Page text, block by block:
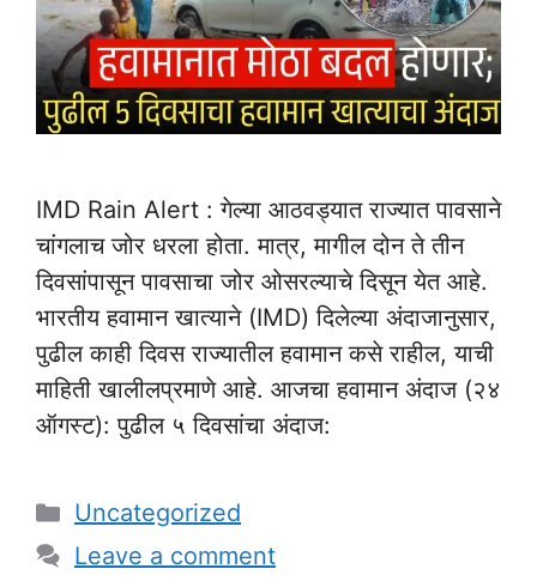
IMD Rain Alert : गेल्या आठवड्यात राज्यात पावसाने
चांगलाच जोर धरला होता. मात्र, मागील दोन ते तीन
दिवसांपासून पावसाचा जोर ओसरल्याचे दिसून येत आहे.
भारतीय हवामान खात्याने (IMD) दिलेल्या अंदाजानुसार,
पुढील काही दिवस राज्यातील हवामान कसे राहील, याची
माहिती खालीलप्रमाणे आहे. आजचा हवामान अंदाज (२४
ऑगस्ट): पुढील ५ दिवसांचा अंदाज:
Categories
Uncategorized
Leave a comment